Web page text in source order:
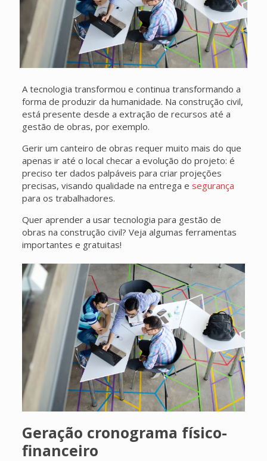
A tecnologia transformou e continua transformando a
forma de produzir da humanidade. Na construção civil,
está presente desde a extração de recursos até a
gestão de obras, por exemplo.
Gerir um canteiro de obras requer muito mais do que
apenas ir até o local checar a evolução do projeto: é
preciso ter dados palpáveis para criar projeções
precisas, visando qualidade na entrega e segurança
para os trabalhadores.
Quer aprender a usar tecnologia para gestão de
obras na construção civil? Veja algumas ferramentas
importantes e gratuitas!
Geração cronograma físico-
financeiro